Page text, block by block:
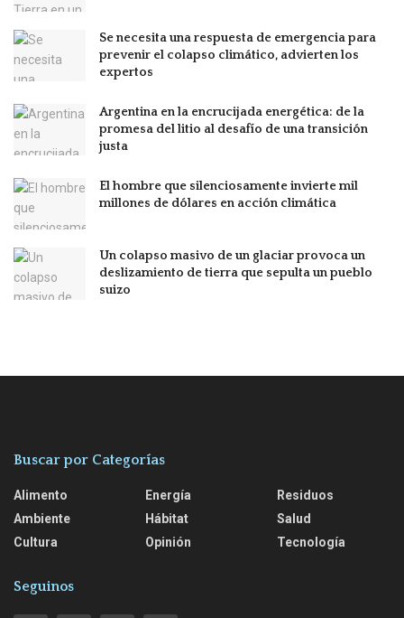
Se necesita una respuesta de emergencia para
prevenir el colapso climático, advierten los
expertos
Argentina en la encrucijada energética: de la
promesa del litio al desafío de una transición
justa
El hombre que silenciosamente invierte mil
millones de dólares en acción climática
Un colapso masivo de un glaciar provoca un
deslizamiento de tierra que sepulta un pueblo
suizo
Buscar por Categorías
Alimento
Ambiente
Cultura
Energía
Hábitat
Opinión
Residuos
Salud
Tecnología
Seguinos